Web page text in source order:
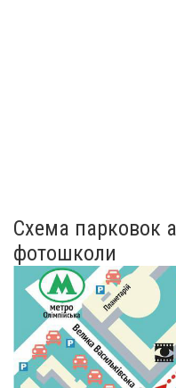
Схема парковок
фотошколи